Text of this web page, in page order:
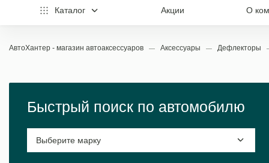
Каталог Акции О
АвтоХантер - магазин автоаксессуаров Аксессуары Дефлекторы
Быстрый поиск по автомобилю